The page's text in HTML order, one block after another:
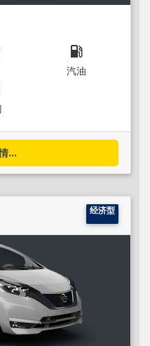
local_gas_station
汽油
...
经济型